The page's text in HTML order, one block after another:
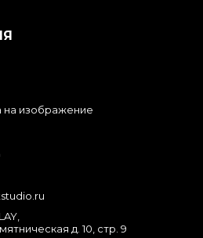
на изображение
д. 10, стр. 9